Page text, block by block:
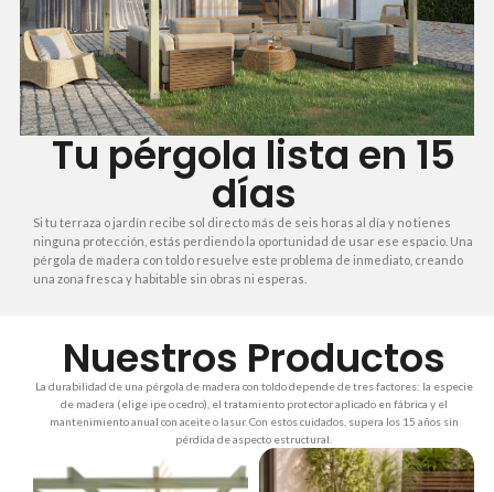
Tu pérgola lista en 15
días
Si tu terraza o jardín recibe sol directo más de seis horas al día y no tienes
ninguna protección, estás perdiendo la oportunidad de usar ese espacio. Una
pérgola de madera con toldo resuelve este problema de inmediato, creando
una zona fresca y habitable sin obras ni esperas.
Nuestros Productos
La durabilidad de una pérgola de madera con toldo depende de tres factores: la especie
de madera (elige ipe o cedro), el tratamiento protector aplicado en fábrica y el
mantenimiento anual con aceite o lasur. Con estos cuidados, supera los 15 años sin
pérdida de aspecto estructural.